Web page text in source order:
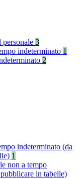
personale 3
indeterminato 1
2
indeterminato (da
1
non a tempo
in tabelle)